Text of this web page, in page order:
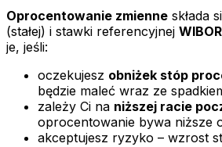
Oprocentowanie zmienne składa
(stałej) i stawki referencyjnej WIBOR
je, jeśli:
oczekujesz obniżek stóp
będzie maleć wraz ze
zależy Ci na niższej racie
oprocentowanie bywa niższe
akceptujesz ryzyko – wzrost